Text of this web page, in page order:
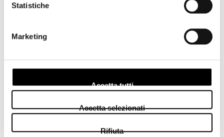
Statistiche
Marketing
Accetta tutti
Accetta selezionati
Rifiuta
870,00